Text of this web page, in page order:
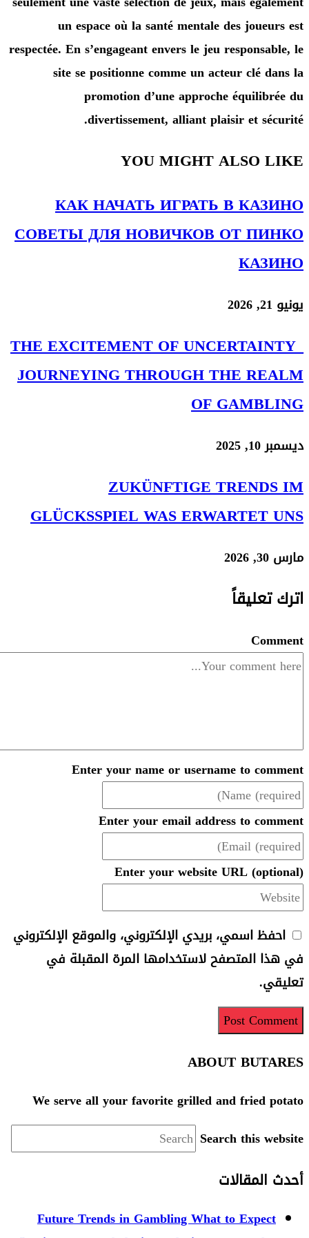
un espace où la santé mentale des
respectée. En s’engageant envers le jeu
site se positionne comme un acteur clé
promotion d’une approche
divertissement, alliant plaisir et
YOU MIGHT
КАК НАЧАТЬ ИГРАТЬ В
СОВЕТЫ ДЛЯ НОВИЧКОВ ОТ
THE EXCITEMENT OF
JOURNEYING THROUGH THE
OF
ZUKÜNFTIGE
GLÜCKSSPIEL WAS
Enter your name or username to
Enter your email address to
Enter your website URL
اسمي، بريدي الإلكتروني، والموقع الإلكتروني
لاستخدامها المرة المقبلة في
ABOUT
We serve all your favorite grilled and
Search this
Future Trends in Gambling What to